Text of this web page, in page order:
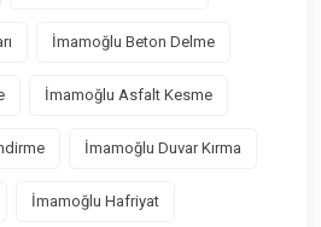
İmamoğlu Beton Delme
İmamoğlu Asfalt Kesme
İmamoğlu Duvar Kırma
İmamoğlu Hafriyat